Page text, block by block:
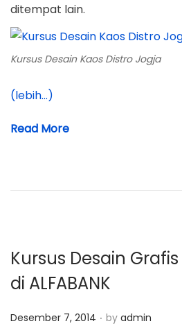
ditempat lain.
Kursus Desain Kaos Distro Jogja
(lebih…)
Read More
Kursus Desain
di ALFABANK
P
Desember 7, 2014 . by admin